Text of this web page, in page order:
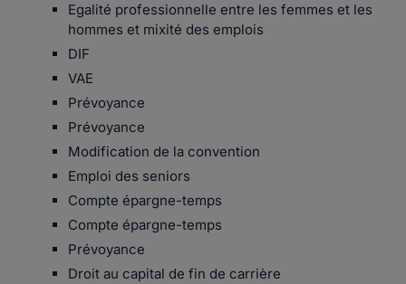
Egalité professionnelle entre les femmes et les
hommes et mixité des emplois
DIF
VAE
Prévoyance
Prévoyance
Modification de la convention
Emploi des seniors
Compte épargne-temps
Compte épargne-temps
Prévoyance
Droit au capital de fin de carrière